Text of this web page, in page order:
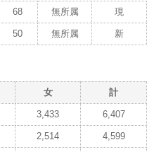
68 無所属 現
50 無所属 新
女 計
3,433 6,407
2,514 4,599